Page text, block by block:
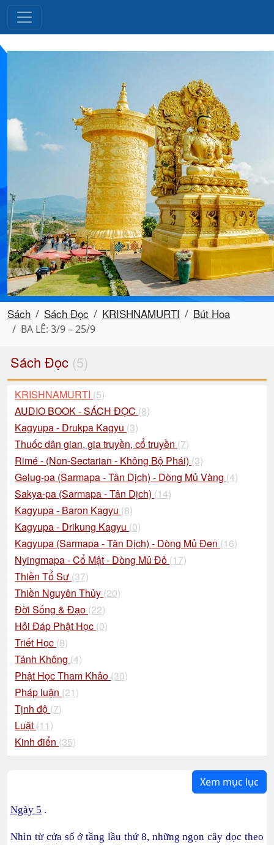
Sách Sách Đọc KRISHNAMURTI Bút Hoa
BA LÊ: 3/9 – 25/9
Sách Đọc (5)
KRISHNAMURTI (5)
AUDIO BOOK - SÁCH ĐỌC (8)
Kagyupa - Drukpa Kagyu (3)
Thuốc dân gian, gia truyền, cổ truyền (7)
Rimé - (Non-Sectarian - Không Bộ Phái) (3)
Gelug-pa (Sarmapa - Tân Dịch) - Dòng Mủ Vàng (4)
Sakya-pa (Sarmapa - Tân Dịch) (14)
Kagyupa - Baron Kagyu (8)
Kagyupa - Drikung Kagyu (0)
Kagyupa (Sarmapa - Tân Dịch) - Dòng Mủ Đen (16)
Nyingmapa - Cổ Mật - Dòng Mủ Đỏ (17)
Thiền Tổ Sư (37)
Thiền Nguyên Thủy (20)
Đời Sống & Đạo (22)
Hỏi Đáp Phật Học (0)
Triết Học (8)
Tánh Không (4)
Phật Học Tham Khảo (30)
Pháp luận (21)
Tịnh độ (7)
Luật (11)
Kinh điển (35)
Xem mục lục
Ngày 5 .
Nhìn từ cửa sổ ở tầng lầu thứ 8, những ngọn cây dọc theo